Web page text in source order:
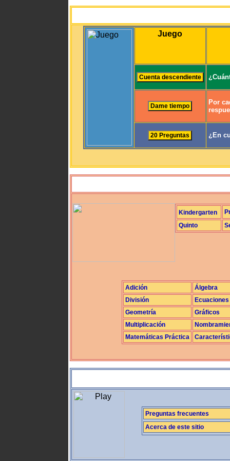
Juego
Por
¿En
Kindergarten
Quinto
Adición
Álgebra
División
Ecuaciones
Geometría
Gráficos
Multiplicación
Matemáticas Práctica
Preguntas frecuentes
Acerca de este sitio